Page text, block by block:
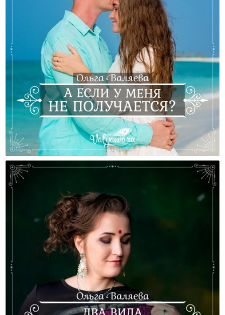
А Если У Меня Не Получается?